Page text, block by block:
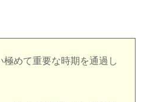
めて重要な時期を通過し